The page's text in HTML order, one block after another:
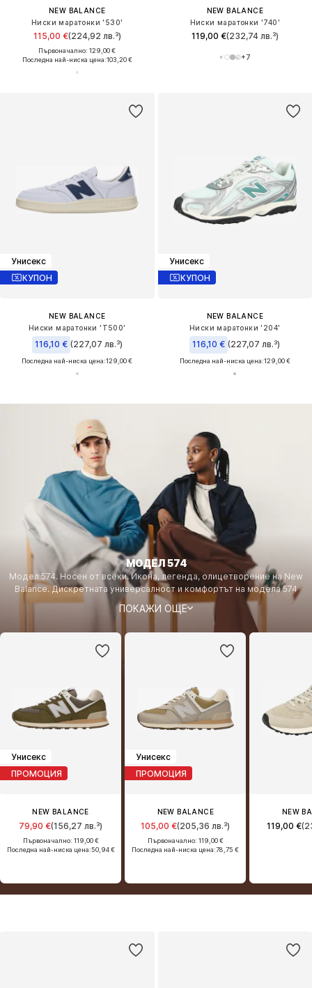
NEW BALANCE
Ниски маратонки '530'
115,00 €(224,92 лв.³)
Първоначално: 129,00 €
Последна най-ниска цена:103,20 €
NEW BALANCE
Ниски маратонки '740'
119,00 €(232,74 лв.³)
+7
Унисекс
КУПОН
NEW BALANCE
Ниски маратонки 'T500'
116,10 € (227,07 лв.³)
Последна най-ниска цена:129,00 €
Унисекс
КУПОН
NEW BALANCE
Ниски маратонки '204'
116,10 € (227,07 лв.³)
Последна най-ниска цена:129,00 €
МОДЕЛ 574
Модел 574. Носен от всеки. Икона, легенда, олицетворение на New
Balance. Дискретната универсалност и комфортът на модела 574
превръщат този хибрид за улица и трейл в нашата вечна класика.
ПОКАЖИ ОЩЕ
Унисекс
ПРОМОЦИЯ
NEW BALANCE
79,90 €(156,27 лв.³)
Първоначално: 119,00 €
Последна най-ниска цена:50,94 €
Унисекс
ПРОМОЦИЯ
NEW BALANCE
105,00 €(205,36 лв.³)
Първоначално: 119,00 €
Последна най-ниска цена:78,75 €
NEW
119,00 €